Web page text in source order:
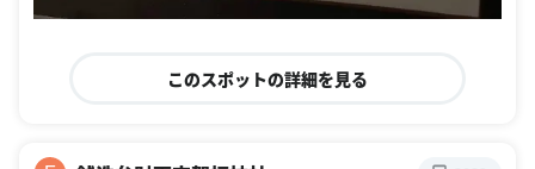
このスポットの詳細を見る